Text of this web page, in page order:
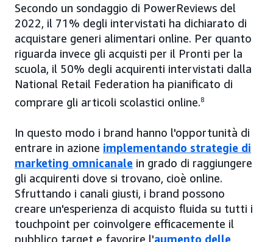
Secondo un sondaggio di PowerReviews del
2022, il 71% degli intervistati ha dichiarato di
acquistare generi alimentari online. Per quanto
riguarda invece gli acquisti per il Pronti per la
scuola, il 50% degli acquirenti intervistati dalla
National Retail Federation ha pianificato di
comprare gli articoli scolastici online.8
In questo modo i brand hanno l'opportunità di
entrare in azione implementando strategie di
marketing omnicanale in grado di raggiungere
gli acquirenti dove si trovano, cioè online.
Sfruttando i canali giusti, i brand possono
creare un'esperienza di acquisto fluida su tutti i
touchpoint per coinvolgere efficacemente il
pubblico target e favorire l'aumento delle